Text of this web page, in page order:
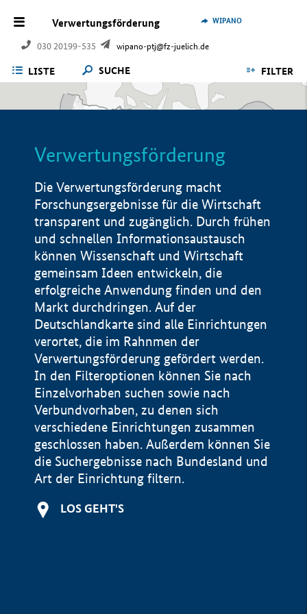
Verwertungsförderung
030 20199-535 wipano-ptj@fz-juelich.de
WIPANO
LISTE SUCHE FILTER
Verwertungsförderung
Die Verwertungsförderung macht
Forschungsergebnisse für die Wirtschaft
transparent und zugänglich. Durch frühen
und schnellen Informationsaustausch
können Wissenschaft und Wirtschaft
gemeinsam Ideen entwickeln, die
erfolgreiche Anwendung finden und den
Markt durchdringen. Auf der
Deutschlandkarte sind alle Einrichtungen
verortet, die im Rahnmen der
Verwertungsförderung gefördert werden.
In den Filteroptionen können Sie nach
Einzelvorhaben suchen sowie nach
Verbundvorhaben, zu denen sich
verschiedene Einrichtungen zusammen
geschlossen haben. Außerdem können Sie
die Suchergebnisse nach Bundesland und
Art der Einrichtung filtern.
LOS GEHT'S